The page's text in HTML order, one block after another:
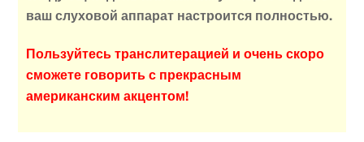
ваш слуховой аппарат настроится полностью.
Пользуйтесь транслитерацией и очень скоро
сможете говорить с прекрасным
американским акцентом!